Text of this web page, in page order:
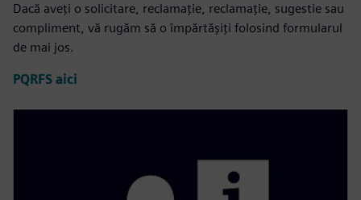
Dacă aveți o solicitare, reclamație, reclamație, sugestie sau
compliment, vă rugăm să o împărtășiți folosind formularul
de mai jos.
PQRFS aici